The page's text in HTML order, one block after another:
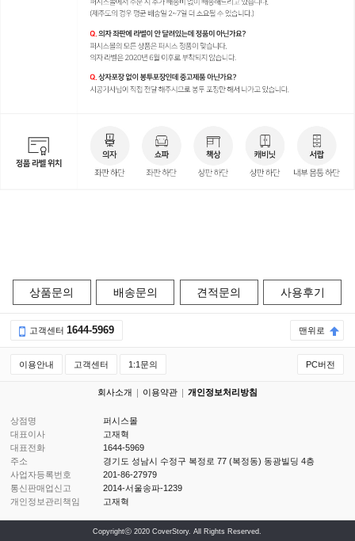
상품문의 배송문의 견적문의 사용후기
고객센터 1644-5969 맨위로
이용안내 고객센터 1:1문의 PC버전
회사소개 이용약관 개인정보처리방침
상점명
퍼시스몰
대표이사
고재혁
대표전화
1644-5969
주소
경기도 성남시 수정구 복정로 77 (복정동) 동광빌딩 4층
사업자등록번호
201-86-27979
통신판매업신고
2014-서울송파-1239
개인정보관리책임
고재혁
Copyrightⓒ 2020 CoverStory. All Rights Reserved.